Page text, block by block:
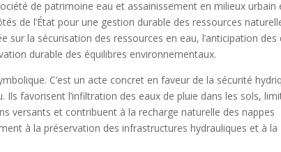
de patrimoine eau et assainissement en milieux urbain
de l’État pour une gestion durable des ressources
sur la sécurisation des ressources en eau, l’anticipation des
durable des équilibres environnementaux.
C’est un acte concret en faveur de la sécurité
Ils favorisent l’infiltration des eaux de pluie dans les sols,
versants et contribuent à la recharge naturelle des nappes
à la préservation des infrastructures hydrauliques et à la